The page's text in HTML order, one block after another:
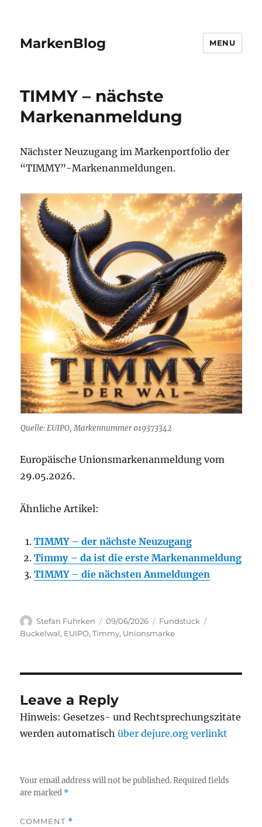
MarkenBlog MENU
TIMMY – nächste
Markenanmeldung
Nächster Neuzugang im Markenportfolio der
“TIMMY”-Markenanmeldungen.
Quelle: EUIPO, Markennummer 019373342
Europäische Unionsmarkenanmeldung vom
29.05.2026.
Ähnliche Artikel:
TIMMY – der nächste Neuzugang
Timmy – da ist die erste Markenanmeldung
TIMMY – die nächsten Anmeldungen
Author
Stefan Fuhrken
Posted
on
09/06/2026 Categories
Fundstück
Buckelwal, EUIPO,Timmy, Unionsmarke
Leave a Reply
Hinweis: Gesetzes- und Rechtsprechungszitate
werden automatischüber dejure.org verlinkt
Your email address will not be published. Required fields
are marked *
COMMENT *